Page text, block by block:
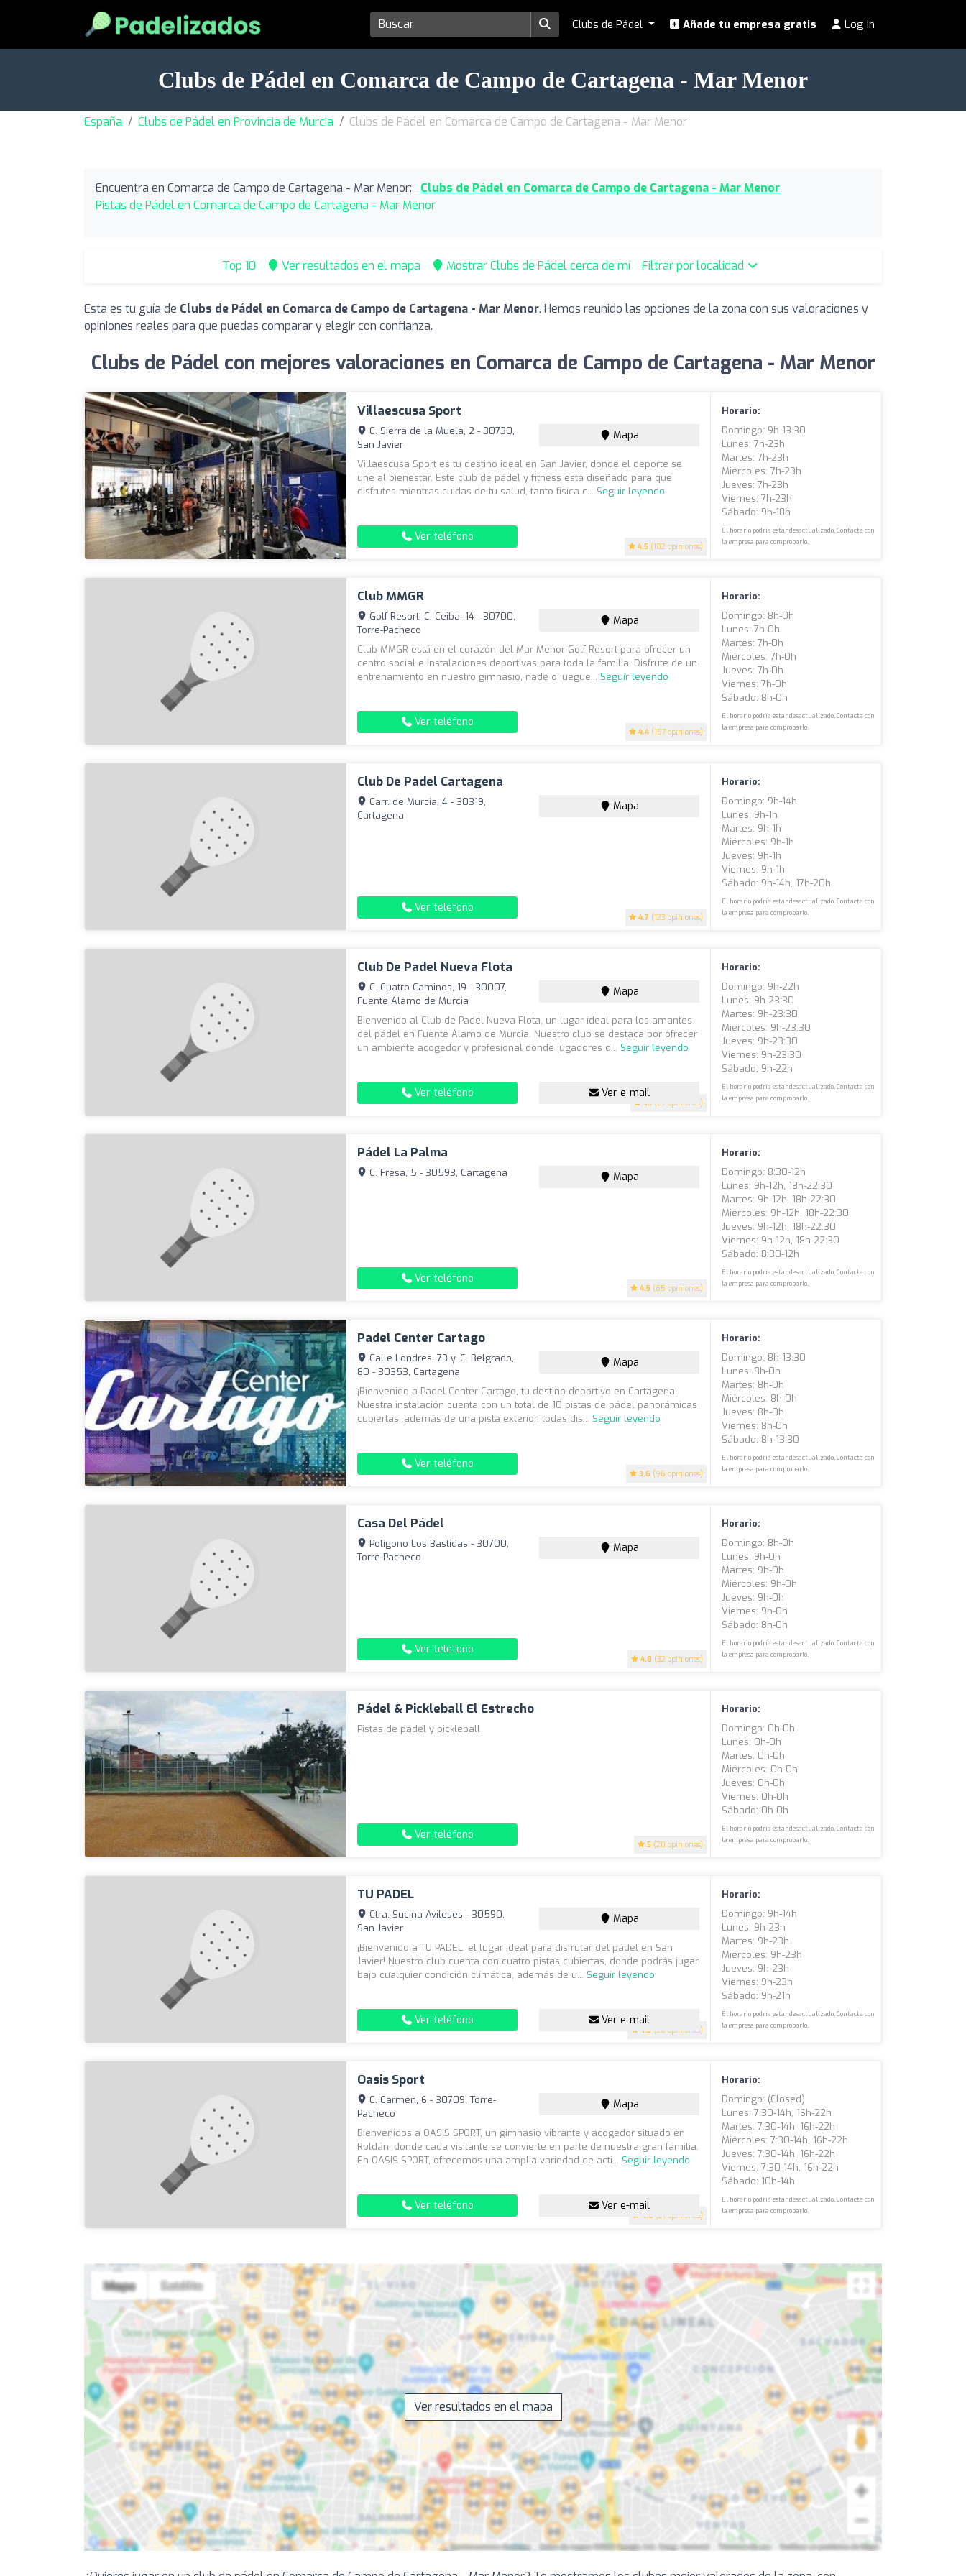
Clubs de Pádel Añade tu empresa gratis Log in
Clubs de Pádel en Comarca de Campo de Cartagena - Mar Menor
España Clubs de Pádel en Provincia de Murcia Clubs de Pádel en Comarca de Campo de Cartagena - Mar Menor
Encuentra en Comarca de Campo de Cartagena - Mar Menor:
Clubs de Pádel en Comarca de Campo de Cartagena - Mar Menor
Pistas de Pádel en Comarca de Campo de Cartagena - Mar Menor
Top 10 Ver resultados en el mapa Mostrar Clubs de Pádel cerca de mí Filtrar por localidad
Esta es tu guía de Clubs de Pádel en Comarca de Campo de Cartagena - Mar Menor. Hemos reunido las opciones de la zona con sus valoraciones y
opiniones reales para que puedas comparar y elegir con confianza.
Clubs de Pádel con mejores valoraciones en Comarca de Campo de Cartagena - Mar Menor
Villaescusa Sport
4.5 (182 opiniones)
C. Sierra de la Muela, 2 - 30730,
San Javier
Mapa
Villaescusa Sport es tu destino ideal en San Javier, donde el deporte se
une al bienestar. Este club de pádel y fitness está diseñado para que
disfrutes mientras cuidas de tu salud, tanto física c... Seguir leyendo
Ver teléfono
Horario:
Domingo: 9h-13:30
Lunes: 7h-23h
Martes: 7h-23h
Miércoles: 7h-23h
Jueves: 7h-23h
Viernes: 7h-23h
Sábado: 9h-18h
El horario podría estar desactualizado. Contacta con
la empresa para comprobarlo.
Club MMGR
4.4 (157 opiniones)
Golf Resort, C. Ceiba, 14 - 30700,
Torre-Pacheco
Mapa
Club MMGR está en el corazón del Mar Menor Golf Resort para ofrecer un
centro social e instalaciones deportivas para toda la familia. Disfrute de un
entrenamiento en nuestro gimnasio, nade o juegue... Seguir leyendo
Ver teléfono
Horario:
Domingo: 8h-0h
Lunes: 7h-0h
Martes: 7h-0h
Miércoles: 7h-0h
Jueves: 7h-0h
Viernes: 7h-0h
Sábado: 8h-0h
El horario podría estar desactualizado. Contacta con
la empresa para comprobarlo.
Club De Padel Cartagena
4.7 (123 opiniones)
Carr. de Murcia, 4 - 30319,
Cartagena
Mapa
Ver teléfono
Horario:
Domingo: 9h-14h
Lunes: 9h-1h
Martes: 9h-1h
Miércoles: 9h-1h
Jueves: 9h-1h
Viernes: 9h-1h
Sábado: 9h-14h, 17h-20h
El horario podría estar desactualizado. Contacta con
la empresa para comprobarlo.
Club De Padel Nueva Flota
4.1 (87 opiniones)
C. Cuatro Caminos, 19 - 30007,
Fuente Álamo de Murcia
Mapa
Bienvenido al Club de Padel Nueva Flota, un lugar ideal para los amantes
del pádel en Fuente Álamo de Murcia. Nuestro club se destaca por ofrecer
un ambiente acogedor y profesional donde jugadores d... Seguir leyendo
Ver teléfono Ver e-mail
Horario:
Domingo: 9h-22h
Lunes: 9h-23:30
Martes: 9h-23:30
Miércoles: 9h-23:30
Jueves: 9h-23:30
Viernes: 9h-23:30
Sábado: 9h-22h
El horario podría estar desactualizado. Contacta con
la empresa para comprobarlo.
Pádel La Palma
4.5 (65 opiniones)
C. Fresa, 5 - 30593, Cartagena Mapa
Ver teléfono
Horario:
Domingo: 8:30-12h
Lunes: 9h-12h, 18h-22:30
Martes: 9h-12h, 18h-22:30
Miércoles: 9h-12h, 18h-22:30
Jueves: 9h-12h, 18h-22:30
Viernes: 9h-12h, 18h-22:30
Sábado: 8:30-12h
El horario podría estar desactualizado. Contacta con
la empresa para comprobarlo.
Padel Center Cartago
3.6 (96 opiniones)
Calle Londres, 73 y, C. Belgrado,
80 - 30353, Cartagena
Mapa
¡Bienvenido a Padel Center Cartago, tu destino deportivo en Cartagena!
Nuestra instalación cuenta con un total de 10 pistas de pádel panorámicas
cubiertas, además de una pista exterior, todas dis... Seguir leyendo
Ver teléfono
Horario:
Domingo: 8h-13:30
Lunes: 8h-0h
Martes: 8h-0h
Miércoles: 8h-0h
Jueves: 8h-0h
Viernes: 8h-0h
Sábado: 8h-13:30
El horario podría estar desactualizado. Contacta con
la empresa para comprobarlo.
Casa Del Pádel
4.8 (32 opiniones)
Polígono Los Bastidas - 30700,
Torre-Pacheco
Mapa
Ver teléfono
Horario:
Domingo: 8h-0h
Lunes: 9h-0h
Martes: 9h-0h
Miércoles: 9h-0h
Jueves: 9h-0h
Viernes: 9h-0h
Sábado: 8h-0h
El horario podría estar desactualizado. Contacta con
la empresa para comprobarlo.
Pádel & Pickleball El Estrecho
5 (20 opiniones)
Pistas de pádel y pickleball
Ver teléfono
Horario:
Domingo: 0h-0h
Lunes: 0h-0h
Martes: 0h-0h
Miércoles: 0h-0h
Jueves: 0h-0h
Viernes: 0h-0h
Sábado: 0h-0h
El horario podría estar desactualizado. Contacta con
la empresa para comprobarlo.
TU PADEL
4.3 (36 opiniones)
Ctra. Sucina Avileses - 30590,
San Javier
Mapa
¡Bienvenido a TU PADEL, el lugar ideal para disfrutar del pádel en San
Javier! Nuestro club cuenta con cuatro pistas cubiertas, donde podrás jugar
bajo cualquier condición climática, además de u... Seguir leyendo
Ver teléfono Ver e-mail
Horario:
Domingo: 9h-14h
Lunes: 9h-23h
Martes: 9h-23h
Miércoles: 9h-23h
Jueves: 9h-23h
Viernes: 9h-23h
Sábado: 9h-21h
El horario podría estar desactualizado. Contacta con
la empresa para comprobarlo.
Oasis Sport
4.6 (21 opiniones)
C. Carmen, 6 - 30709, Torre-
Pacheco
Mapa
Bienvenidos a OASIS SPORT, un gimnasio vibrante y acogedor situado en
Roldán, donde cada visitante se convierte en parte de nuestra gran familia.
En OASIS SPORT, ofrecemos una amplia variedad de acti... Seguir leyendo
Ver teléfono Ver e-mail
Horario:
Domingo: (closed)
Lunes: 7:30-14h, 16h-22h
Martes: 7:30-14h, 16h-22h
Miércoles: 7:30-14h, 16h-22h
Jueves: 7:30-14h, 16h-22h
Viernes: 7:30-14h, 16h-22h
Sábado: 10h-14h
El horario podría estar desactualizado. Contacta con
la empresa para comprobarlo.
Ver resultados en el mapa